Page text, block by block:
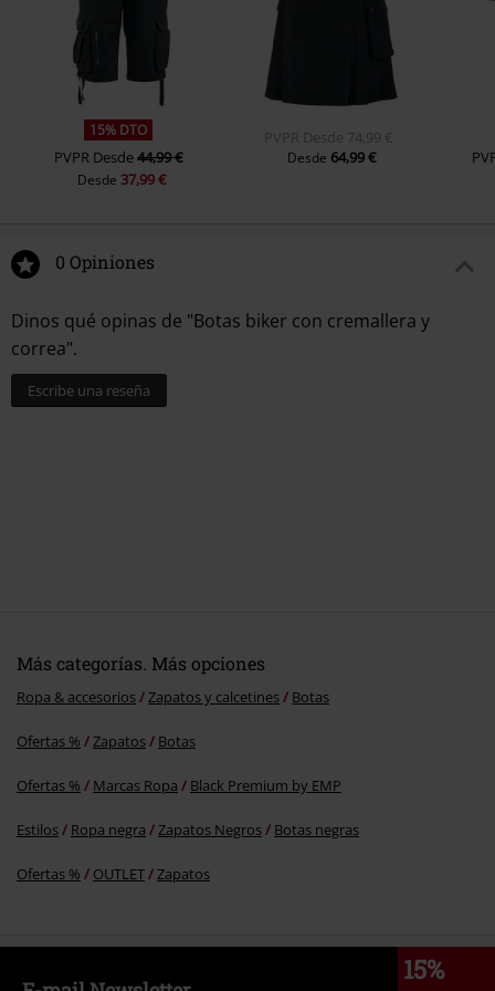
15% DTO
PVPR Desde44,99 €
Desde 37,99 €
PVPR Desde 74,99 €
Desde 64,99 €
0 Opiniones
Dinos qué opinas de "Botas biker con cremallera y
correa".
Escribe una reseña
Más categorías. Más opciones
Ropa & accesorios Zapatos y calcetines Botas
Ofertas % Zapatos Botas
Ofertas % Marcas Ropa Black Premium by EMP
Estilos Ropa negra Zapatos Negros Botas negras
Ofertas % OUTLET Zapatos
15%